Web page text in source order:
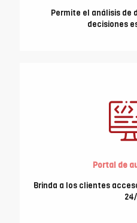
Permite el análisis de
decisiones
Portal de
Brinda a los clientes